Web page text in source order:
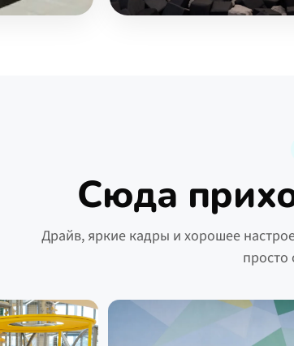
Сюда
Драйв, яркие кадры и хорошее
просто